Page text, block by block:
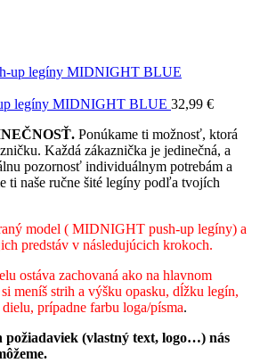
legíny MIDNIGHT BLUE 32,99 €
Ponúkame ti možnosť, ktorá
Každá zákaznička je jedinečná, a
pozornosť individuálnym potrebám a
ti naše ručne šité legíny podľa tvojích
model ( MIDNIGHT push-up legíny) a
predstáv v následujúcich krokoch.
ostáva zachovaná ako na hlavnom
meníš strih a výšku opasku, dĺžku legín,
prípadne farbu loga/písma.
požiadaviek (vlastný text, logo…) nás